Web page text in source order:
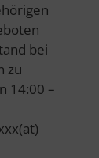
bei
zu
14:00 –